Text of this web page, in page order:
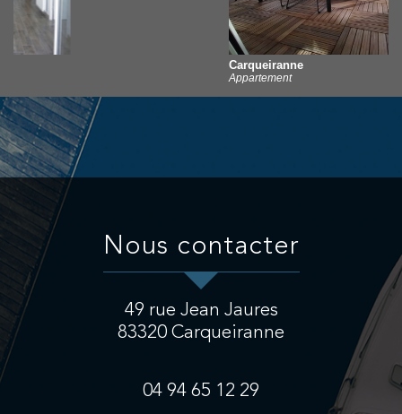
nous contacter
49 rue Jean Jaures
83320 Carqueiranne
04 94 65 12 29